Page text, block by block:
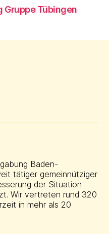
Tübingen
Baden-
tätiger gemeinnütziger
der Situation
Wir vertreten rund 320
in mehr als 20